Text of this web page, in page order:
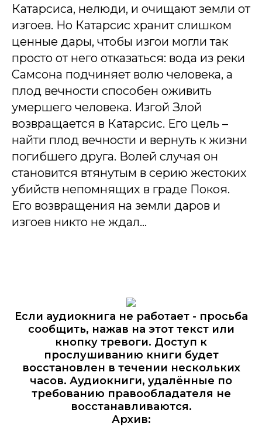
Катарсиса, нелюди, и очищают земли от
изгоев. Но Катарсис хранит слишком
ценные дары, чтобы изгои могли так
просто от него отказаться: вода из реки
Самсона подчиняет волю человека, а
плод вечности способен оживить
умершего человека. Изгой Злой
возвращается в Катарсис. Его цель –
найти плод вечности и вернуть к жизни
погибшего друга. Волей случая он
становится втянутым в серию жестоких
убийств непомнящих в граде Покоя.
Его возвращения на земли даров и
изгоев никто не ждал…
Если аудиокнига не работает - просьба
сообщить, нажав на этот текст или
кнопку тревоги. Доступ к
прослушиванию книги будет
восстановлен в течении нескольких
часов. Аудиокниги, удалённые по
требованию правообладателя не
восстанавливаются.
Архив: